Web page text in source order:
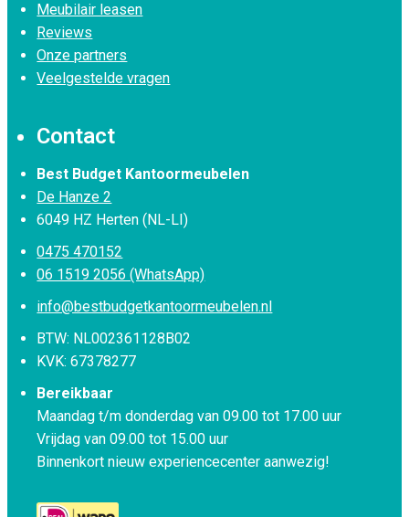
Meubilair leasen
Reviews
Onze partners
Veelgestelde vragen
Contact
Best Budget Kantoormeubelen
De Hanze 2
6049 HZ Herten (NL-LI)
0475 470152
06 1519 2056 (WhatsApp)
info@bestbudgetkantoormeubelen.nl
BTW: NL002361128B02
KVK: 67378277
Bereikbaar
Maandag t/m donderdag van 09.00 tot 17.00 uur
Vrijdag van 09.00 tot 15.00 uur
Binnenkort nieuw experiencecenter aanwezig!